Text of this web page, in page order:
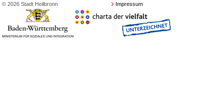
© 2026 Stadt Heilbronn Impressum